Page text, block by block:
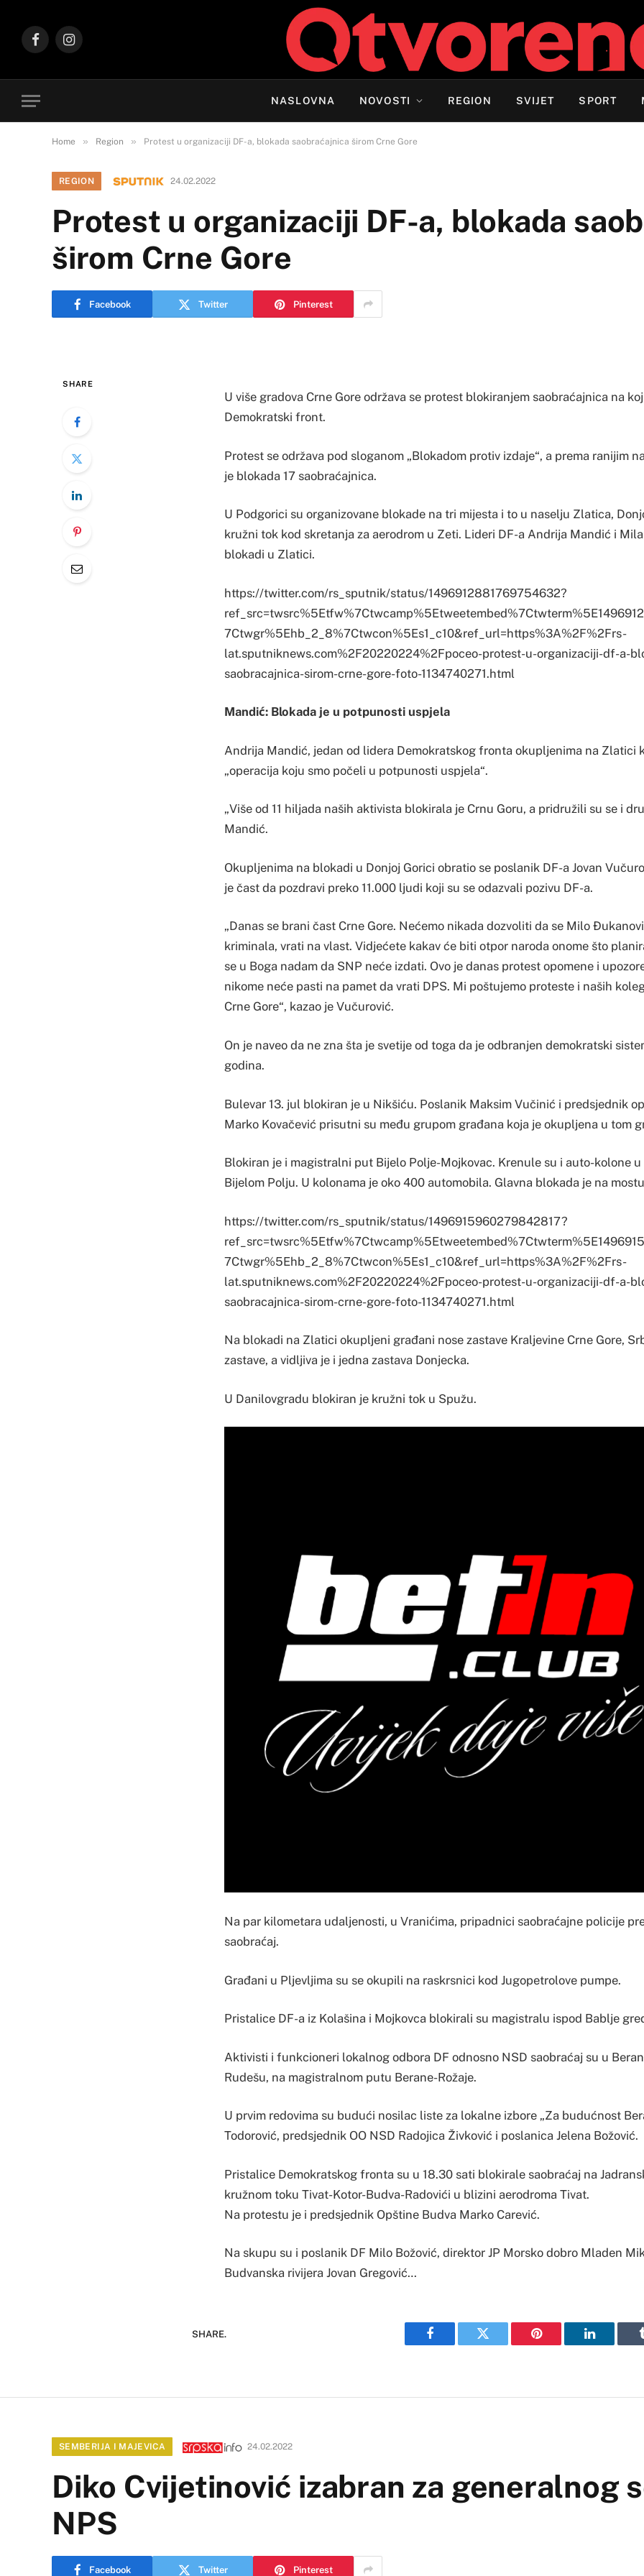
FacebookInstagram
NASLOVNA NOVOSTI REGION SVIJET SPORT
Home » Region » Protest u organizaciji DF-a, blokada saobraćajnica širom Crne Gore
REGION 24.02.2022
Protest u organizaciji DF-a, blokada
širom Crne Gore
Facebook Twitter Pinterest
SHARE
U više gradova Crne Gore održava se protest blokiranjem saobraćajnica na
Demokratski front.
Protest se održava pod sloganom „Blokadom protiv izdaje“, a prema ranijim
je blokada 17 saobraćajnica.
U Podgorici su organizovane blokade na tri mijesta i to u naselju Zlatica,
kružni tok kod skretanja za aerodrom u Zeti. Lideri DF-a Andrija Mandić i
blokadi u Zlatici.
https://twitter.com/rs_sputnik/status/1496912881769754632?
7Ctwgr%5Ehb_2_8%7Ctwcon%5Es1_c10&ref_url=https%3A%2F%2Frs-
lat.sputniknews.com%2F20220224%2Fpoceo-protest-u-organizaciji-df-a-
saobracajnica-sirom-crne-gore-foto-1134740271.html
Mandić: Blokada je u potpunosti uspjela
Andrija Mandić, jedan od lidera Demokratskog fronta okupljenima na Zlatici
„operacija koju smo počeli u potpunosti uspjela“.
„Više od 11 hiljada naših aktivista blokirala je Crnu Goru, a pridružili su se i
Mandić.
Okupljenima na blokadi u Donjoj Gorici obratio se poslanik DF-a Jovan
je čast da pozdravi preko 11.000 ljudi koji su se odazvali pozivu DF-a.
„Danas se brani čast Crne Gore. Nećemo nikada dozvoliti da se Milo
kriminala, vrati na vlast. Vidjećete kakav će biti otpor naroda onome što
se u Boga nadam da SNP neće izdati. Ovo je danas protest opomene i
nikome neće pasti na pamet da vrati DPS. Mi poštujemo proteste i naših
Crne Gore“, kazao je Vučurović.
On je naveo da ne zna šta je svetije od toga da je odbranjen demokratski
godina.
Bulevar 13. jul blokiran je u Nikšiću. Poslanik Maksim Vučinić i predsjednik
Marko Kovačević prisutni su među grupom građana koja je okupljena u tom
Blokiran je i magistralni put Bijelo Polje-Mojkovac. Krenule su i auto-kolone
Bijelom Polju. U kolonama je oko 400 automobila. Glavna blokada je na
https://twitter.com/rs_sputnik/status/1496915960279842817?
7Ctwgr%5Ehb_2_8%7Ctwcon%5Es1_c10&ref_url=https%3A%2F%2Frs-
lat.sputniknews.com%2F20220224%2Fpoceo-protest-u-organizaciji-df-a-
saobracajnica-sirom-crne-gore-foto-1134740271.html
Na blokadi na Zlatici okupljeni građani nose zastave Kraljevine Crne Gore,
zastave, a vidljiva je i jedna zastava Donjecka.
U Danilovgradu blokiran je kružni tok u Spužu.
Na par kilometara udaljenosti, u Vranićima, pripadnici saobraćajne policije
saobraćaj.
Građani u Pljevljima su se okupili na raskrsnici kod Jugopetrolove pumpe.
Pristalice DF-a iz Kolašina i Mojkovca blokirali su magistralu ispod Bablje
Aktivisti i funkcioneri lokalnog odbora DF odnosno NSD saobraćaj su u
Rudešu, na magistralnom putu Berane-Rožaje.
U prvim redovima su budući nosilac liste za lokalne izbore „Za budućnost
Todorović, predsjednik OO NSD Radojica Živković i poslanica Jelena Božović.
Pristalice Demokratskog fronta su u 18.30 sati blokirale saobraćaj na
kružnom toku Tivat-Kotor-Budva-Radovići u blizini aerodroma Tivat.
Na protestu je i predsjednik Opštine Budva Marko Carević.
Na skupu su i poslanik DF Milo Božović, direktor JP Morsko dobro Mladen
Budvanska rivijera Jovan Gregović…
SHARE.
Facebook Twitter Pinterest LinkedIn
SEMBERIJA I MAJEVICA 24.02.2022
Diko Cvijetinović izabran za generalnog
NPS
Facebook Twitter Pinterest